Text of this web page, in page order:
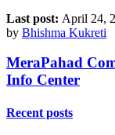
Last post: April 24,
by Bhishma Kukreti
MeraPahad
Info Center
Recent posts